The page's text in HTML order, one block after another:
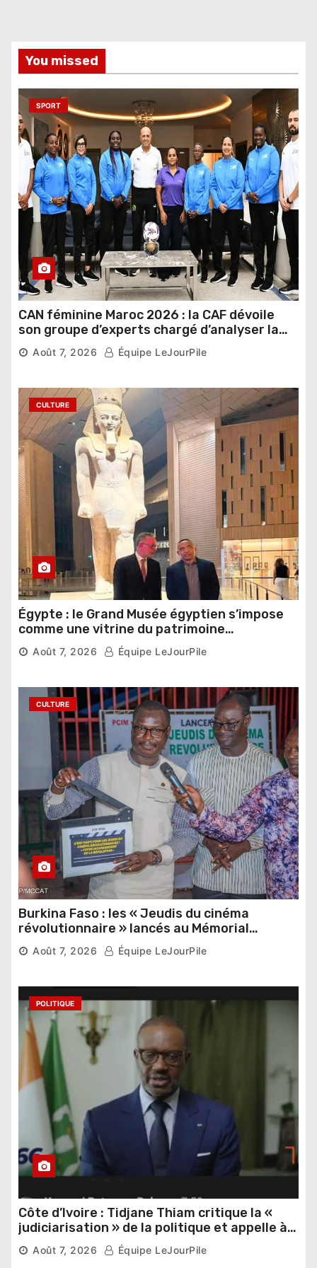
You missed
SPORT
CAN féminine Maroc 2026 : la CAF dévoile
son groupe d’experts chargé d’analyser la
compétition
Août 7, 2026 Équipe LeJourPile
CULTURE
Égypte : le Grand Musée égyptien s’impose
comme une vitrine du patrimoine
pharaonique auprès des dirigeants
étrangers
Août 7, 2026 Équipe LeJourPile
CULTURE
Burkina Faso : les « Jeudis du cinéma
révolutionnaire » lancés au Mémorial
Thomas Sankara
Août 7, 2026 Équipe LeJourPile
POLITIQUE
Côte d’Ivoire : Tidjane Thiam critique la «
judiciarisation » de la politique et appelle à
poursuivre l’apaisement
Août 7, 2026 Équipe LeJourPile